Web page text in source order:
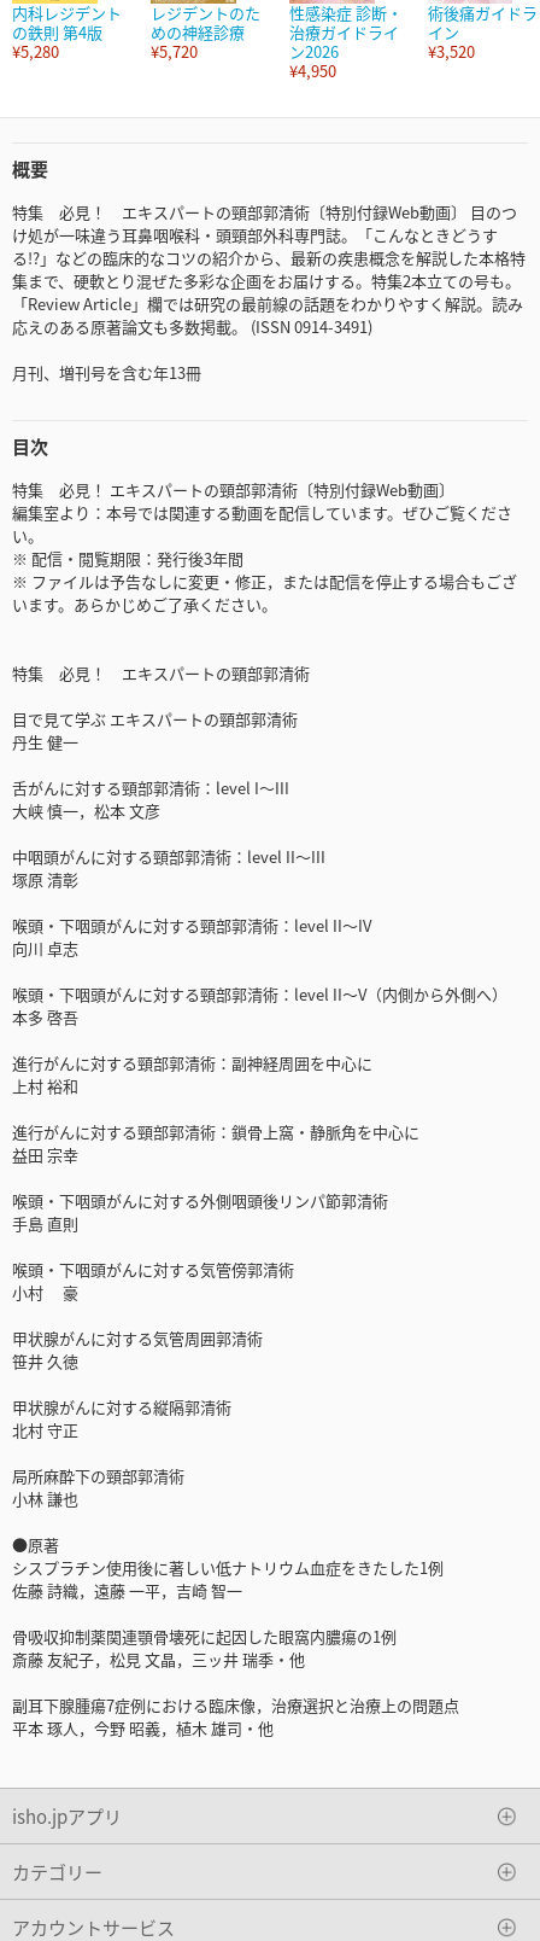
内科レジデント
の鉄則 第4版
¥5,280
レジデントのた
めの神経診療
¥5,720
性感染症 診断・
治療ガイドライ
ン2026
¥4,950
術後痛ガイドラ
イン
¥3,520
概要
特集 必見！ エキスパートの頸部郭清術〔特別付録Web動画〕 目のつ
け処が一味違う耳鼻咽喉科・頭頸部外科専門誌。「こんなときどうす
る!?」などの臨床的なコツの紹介から、最新の疾患概念を解説した本格特
集まで、硬軟とり混ぜた多彩な企画をお届けする。特集2本立ての号も。
「Review Article」欄では研究の最前線の話題をわかりやすく解説。読み
応えのある原著論文も多数掲載。 (ISSN 0914-3491)
月刊、増刊号を含む年13冊
目次
特集 必見！ エキスパートの頸部郭清術〔特別付録Web動画〕
編集室より：本号では関連する動画を配信しています。ぜひご覧くださ
い。
※ 配信・閲覧期限：発行後3年間
※ ファイルは予告なしに変更・修正，または配信を停止する場合もござ
います。あらかじめご了承ください。
特集 必見！ エキスパートの頸部郭清術
目で見て学ぶ エキスパートの頸部郭清術
丹生 健一
舌がんに対する頸部郭清術：level I～III
大峡 慎一，松本 文彦
中咽頭がんに対する頸部郭清術：level II～III
塚原 清彰
喉頭・下咽頭がんに対する頸部郭清術：level II～IV
向川 卓志
喉頭・下咽頭がんに対する頸部郭清術：level II～V（内側から外側へ）
本多 啓吾
進行がんに対する頸部郭清術：副神経周囲を中心に
上村 裕和
進行がんに対する頸部郭清術：鎖骨上窩・静脈角を中心に
益田 宗幸
喉頭・下咽頭がんに対する外側咽頭後リンパ節郭清術
手島 直則
喉頭・下咽頭がんに対する気管傍郭清術
小村 豪
甲状腺がんに対する気管周囲郭清術
笹井 久徳
甲状腺がんに対する縦隔郭清術
北村 守正
局所麻酔下の頸部郭清術
小林 謙也
●原著
シスプラチン使用後に著しい低ナトリウム血症をきたした1例
佐藤 詩織，遠藤 一平，吉崎 智一
骨吸収抑制薬関連顎骨壊死に起因した眼窩内膿瘍の1例
斎藤 友紀子，松見 文晶，三ッ井 瑞季・他
副耳下腺腫瘍7症例における臨床像，治療選択と治療上の問題点
平本 琢人，今野 昭義，植木 雄司・他
isho.jpアプリ
カテゴリー
アカウントサービス